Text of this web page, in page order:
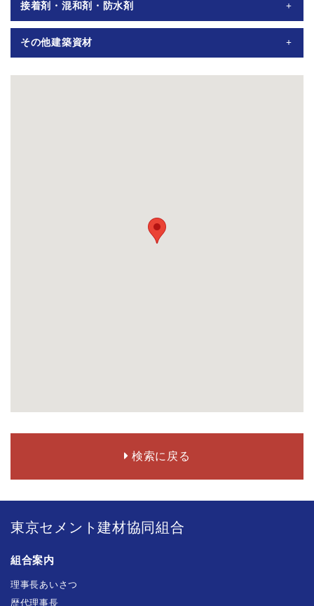
工具・各種左官鏝
サイズ
接着剤・混和剤・防水剤
ハイフレックス・アイボンフレックス・カチオントレーヌ・カ
チオンタイトT/F・ハードンエース・モルター・メトローズ・
その他建築資材
検索に戻る
東京セメント建材協同組合
組合案内
理事長あいさつ
歴代理事長